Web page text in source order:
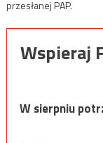
przesłanej PAP.
Wspieraj
W sierpniu